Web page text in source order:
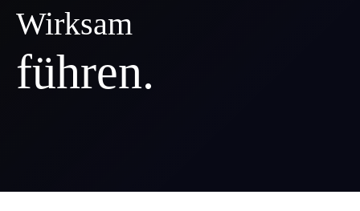
Wirksam
führen.